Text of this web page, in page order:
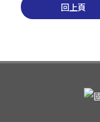
回上頁